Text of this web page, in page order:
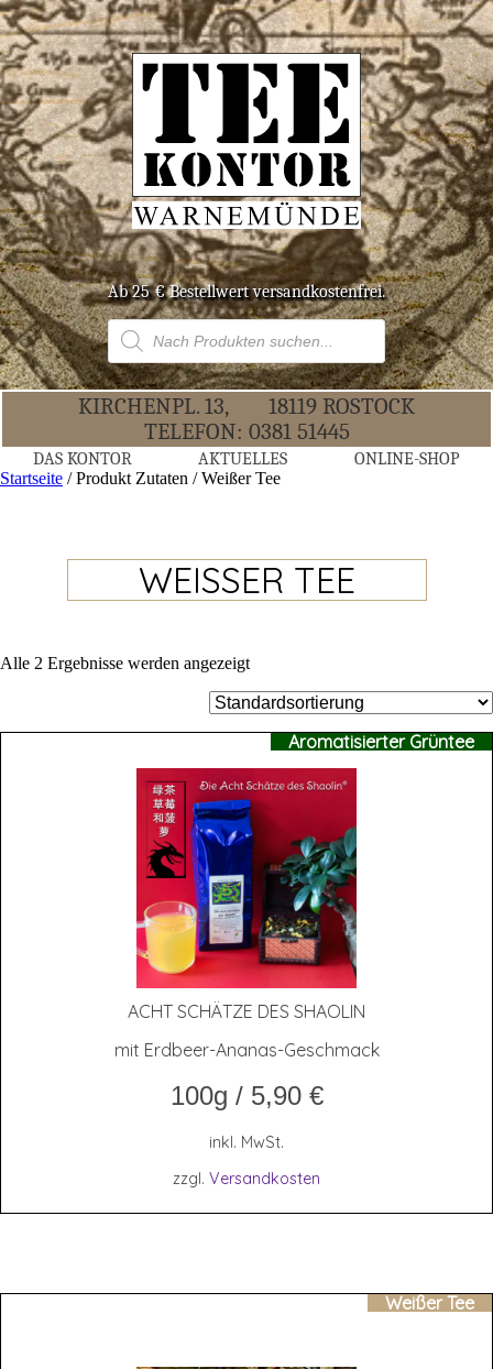
Ab 25 € Bestell­wert versandkostenfrei.
Products
search
KIR­CHEN­PL. 13,
18119 ROS­TOCK
TELE­FON: 0381 51445
DAS KON­TOR AKTU­EL­LES ONLINE-SHOP
Startseite / Produkt Zutaten / Weißer Tee
WEISSER TEE
Alle 2 Ergebnisse werden angezeigt
Aromatisierter Grüntee
ACHT SCHÄT­ZE DES SHAOLIN
mit Erdbeer-Ananas-Geschmack
100g / 5,90 €
inkl. MwSt.
zzgl. Versandkosten
Weißer Tee